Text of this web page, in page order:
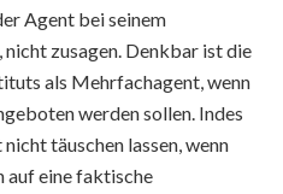
Agent bei seinem
zusagen. Denkbar ist die
als Mehrfachagent, wenn
werden sollen. Indes
täuschen lassen, wenn
eine faktische